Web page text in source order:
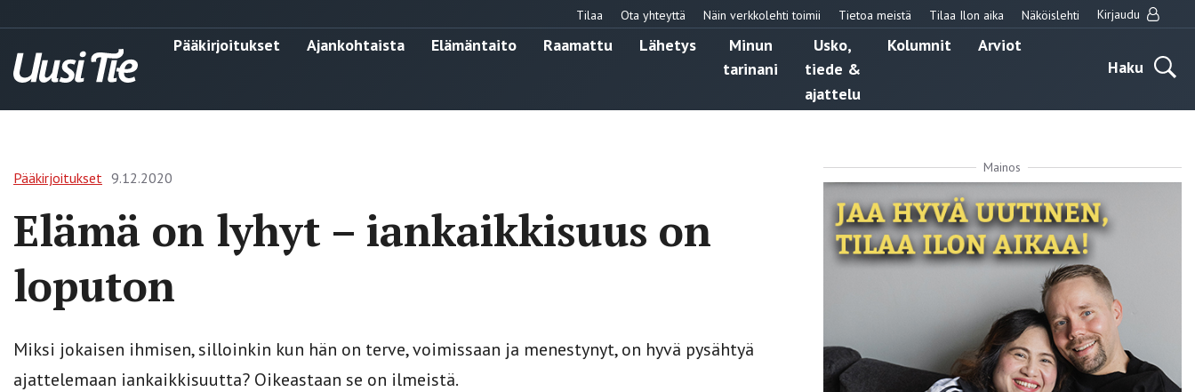
Tilaa Ota yhteyttä Näin verkkolehti toimii Tietoa meistä Tilaa Ilon aika Näköislehti Kirjaudu
Pääkirjoitukset Ajankohtaista Elämäntaito Raamattu Lähetys
Minun
tarinani
Usko,
tiede &
ajattelu
Kolumnit
Arviot
Haku
Pääkirjoitukset 9.12.2020
Elämä on lyhyt – iankaikkisuus on
loputon
Miksi jokaisen ihmisen, silloinkin kun hän on terve, voimissaan ja menestynyt, on hyvä pysähtyä
ajattelemaan iankaikkisuutta? Oikeastaan se on ilmeistä.
Mainos